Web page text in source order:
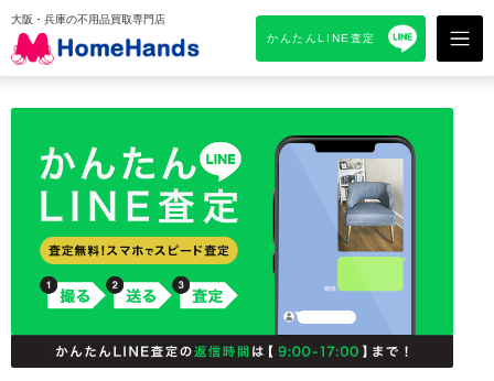
大阪・兵庫の不用品買取専門店
かんたんLINE査定